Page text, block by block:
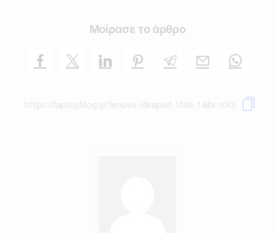
Μοίρασε το άρθρο